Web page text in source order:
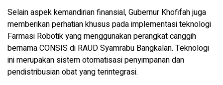
Selain aspek kemandirian finansial, Gubernur Khofifah juga
memberikan perhatian khusus pada implementasi teknologi
Farmasi Robotik yang menggunakan perangkat canggih
bernama CONSIS di RAUD Syamrabu Bangkalan. Teknologi
ini merupakan sistem otomatisasi penyimpanan dan
pendistribusian obat yang terintegrasi.